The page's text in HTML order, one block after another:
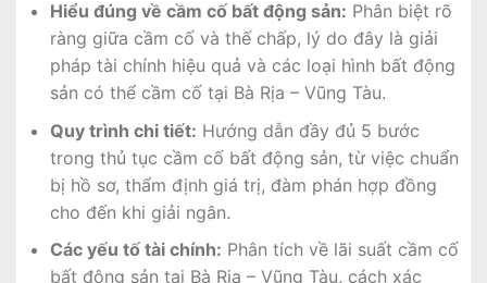
Hiểu đúng về cầm cố bất động sản: Phân biệt rõ
ràng giữa cầm cố và thế chấp, lý do đây là giải
pháp tài chính hiệu quả và các loại hình bất động
sản có thể cầm cố tại Bà Rịa – Vũng Tàu.
Quy trình chi tiết: Hướng dẫn đầy đủ 5 bước
trong thủ tục cầm cố bất động sản, từ việc chuẩn
bị hồ sơ, thẩm định giá trị, đàm phán hợp đồng
cho đến khi giải ngân.
Các yếu tố tài chính: Phân tích về lãi suất cầm cố
bất động sản tại Bà Rịa – Vũng Tàu, cách xác